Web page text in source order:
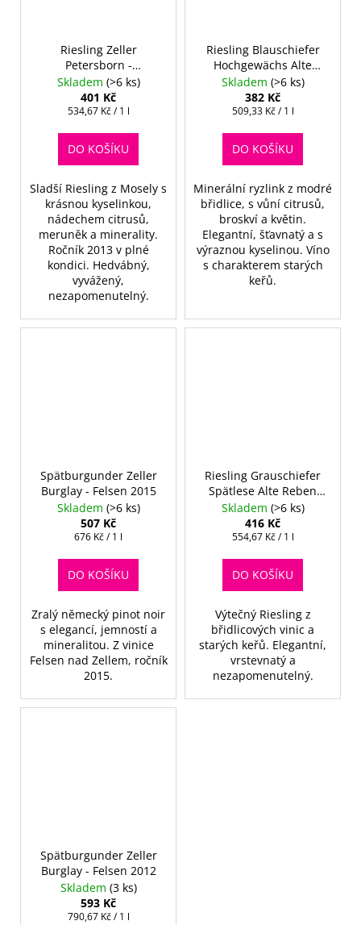
Riesling Zeller
Petersborn -
Kapertchen 2013 -
Spätlese
Skladem (>6 ks)
401 Kč
Měrná
534,67 Kč / 1 l
DO KOŠÍKU
Sladší Riesling z Mosely s
krásnou kyselinkou,
nádechem citrusů,
meruněk a minerality.
Ročník 2013 v plné
kondici. Hedvábný,
vyvážený,
nezapomenutelný.
Riesling Blauschiefer
Hochgewächs Alte
Reben 2020
Skladem (>6 ks)
382 Kč
Měrná
509,33 Kč / 1 l
DO KOŠÍKU
Minerální ryzlink z modré
břidlice, s vůní citrusů,
broskví a květin.
Elegantní, šťavnatý a s
výraznou kyselinou. Víno
s charakterem starých
keřů.
Spätburgunder Zeller
Burglay - Felsen 2015
Skladem (>6 ks)
507 Kč
Měrná
676 Kč / 1 l
DO KOŠÍKU
Zralý německý pinot noir
s elegancí, jemností a
mineralitou. Z vinice
Felsen nad Zellem, ročník
2015.
Riesling Grauschiefer
Spätlese Alte Reben
2020
Skladem (>6 ks)
416 Kč
Měrná
554,67 Kč / 1 l
DO KOŠÍKU
Výtečný Riesling z
břidlicových vinic a
starých keřů. Elegantní,
vrstevnatý a
nezapomenutelný.
Spätburgunder Zeller
Burglay - Felsen 2012
Skladem (3 ks)
593 Kč
Měrná
790,67 Kč / 1 l